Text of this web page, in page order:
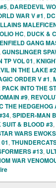
, DAREDEVIL
WAR V #1,
HC, DUCK &
ENFIELD GANG
GUNSLINGER
TP VOL 01,
IN THE LAKE #2
ORDER V #1,
PACK INTO THE
#9,
THE
, SPIDER-MAN
& BLOOD #3,
WARS
,
#13,
WAR